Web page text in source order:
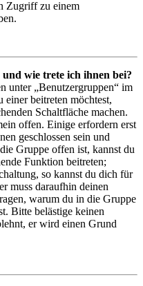
Zugriff zu einem
wie trete ich ihnen bei?
unter „Benutzergruppen“ im
einer beitreten möchtest,
Schaltfläche machen.
offen. Einige erfordern erst
geschlossen sein und
Gruppe offen ist, kannst du
Funktion beitreten;
so kannst du dich für
muss daraufhin deinen
warum du in die Gruppe
Bitte belästige keinen
er wird einen Grund